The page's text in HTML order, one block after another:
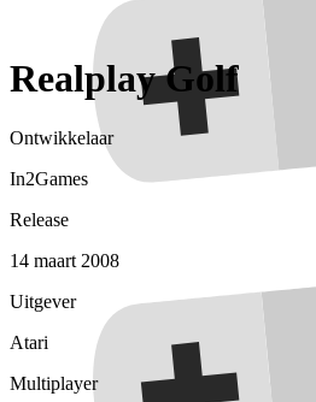
Realplay Golf
Ontwikkelaar
In2Games
Release
14 maart 2008
Uitgever
Atari
Multiplayer